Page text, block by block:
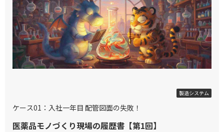
製造システム
ケース01：入社一年目 配管図面の失敗！
医薬品モノづくり現場の履歴書【第1回】